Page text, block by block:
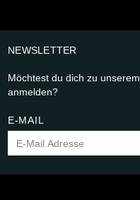
NEWSLETTER
Möchtest du dich zu unserem
anmelden?
E-MAIL